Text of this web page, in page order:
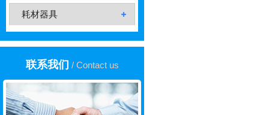
耗材器具
联系我们 / Contact us